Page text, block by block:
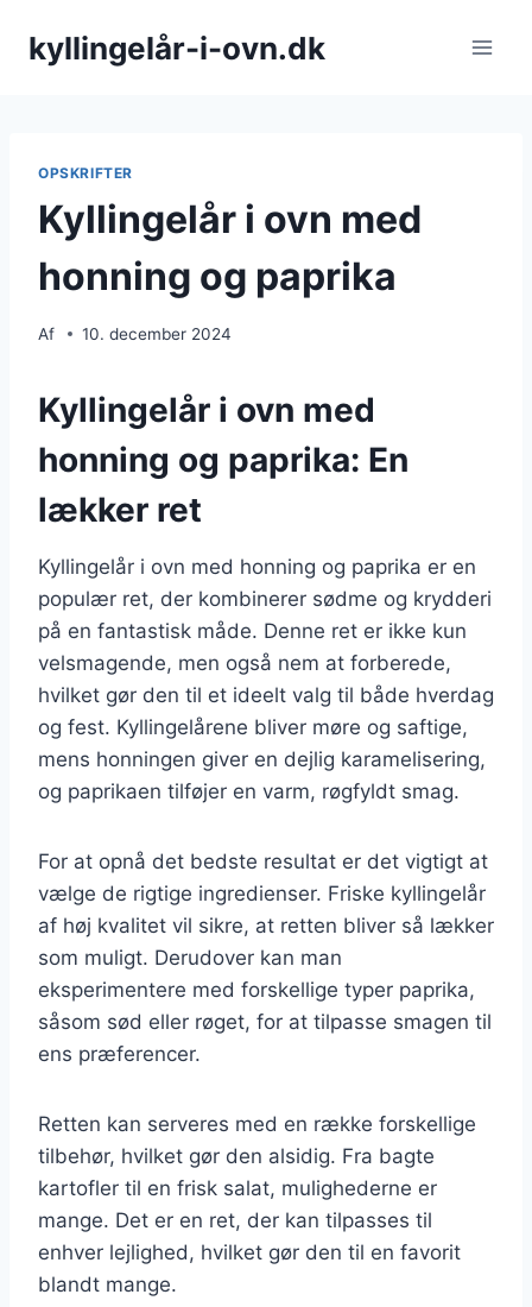
kyllingelår-i-ovn.dk
OPSKRIFTER
Kyllingelår i ovn med
honning og paprika
Af 10. december 2024
Kyllingelår i ovn med
honning og paprika: En
lækker ret
Kyllingelår i ovn med honning og paprika er en
populær ret, der kombinerer sødme og krydderi
på en fantastisk måde. Denne ret er ikke kun
velsmagende, men også nem at forberede,
hvilket gør den til et ideelt valg til både hverdag
og fest. Kyllingelårene bliver møre og saftige,
mens honningen giver en dejlig karamelisering,
og paprikaen tilføjer en varm, røgfyldt smag.
For at opnå det bedste resultat er det vigtigt at
vælge de rigtige ingredienser. Friske kyllingelår
af høj kvalitet vil sikre, at retten bliver så lækker
som muligt. Derudover kan man
eksperimentere med forskellige typer paprika,
såsom sød eller røget, for at tilpasse smagen til
ens præferencer.
Retten kan serveres med en række forskellige
tilbehør, hvilket gør den alsidig. Fra bagte
kartofler til en frisk salat, mulighederne er
mange. Det er en ret, der kan tilpasses til
enhver lejlighed, hvilket gør den til en favorit
blandt mange.